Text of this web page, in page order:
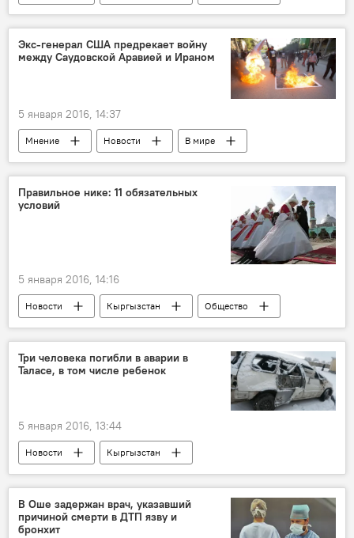
премьер
ремонт
заявление
срок
Токтогульская ГЭС
Экс-генерал США предрекает войну
между Саудовской Аравией и Ираном
5 января 2016, 14:37
Мнение Новости
В мире
Саудовская Аравия
Иран
конфликт
война
прогноз
Конфликт Ирана и Саудовской Аравии из-за массовой казни
Правильное нике: 11 обязательных
условий
5 января 2016, 14:16
Новости Кыргызстан
Общество
ДУМК
ислам
традиции
свадьба
мусульмане обычаи
Три человека погибли в аварии в
Таласе, в том числе ребенок
5 января 2016, 13:44
Новости
Кыргызстан
Происшествия
дети
ДТП
гибель
В Оше задержан врач, указавший
причиной смерти в ДТП язву и
бронхит